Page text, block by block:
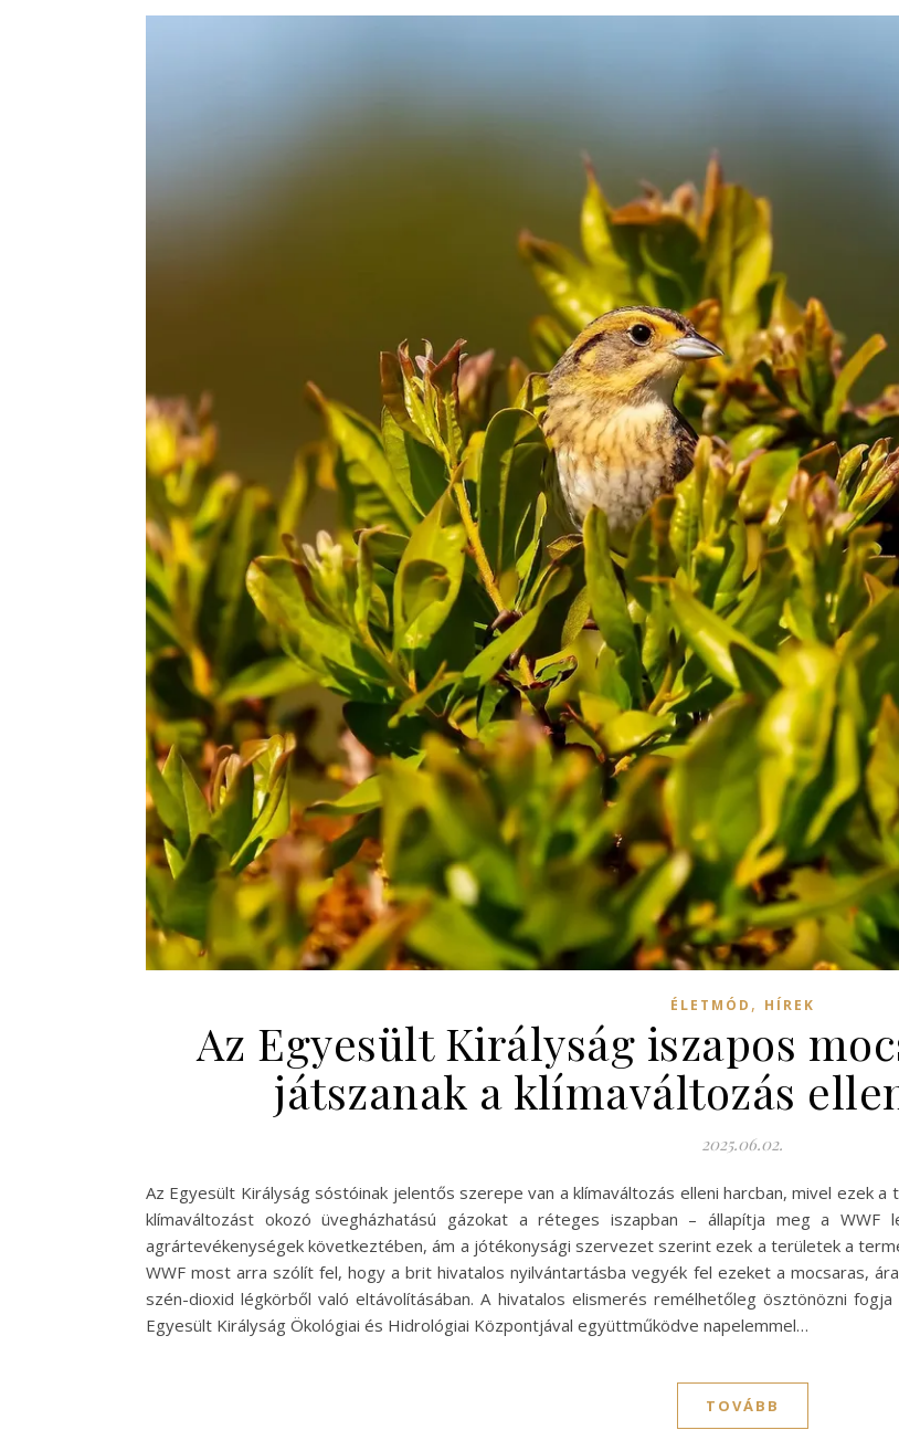
ÉLETMÓD , HÍREK
Az Egyesült Királyság iszapos
játszanak a klímaváltozás
2025.06.02.
Az Egyesült Királyság sóstóinak jelentős szerepe van a klímaváltozás elleni harcban, mivel ezek
klímaváltozást okozó üvegházhatású gázokat a réteges iszapban – állapítja meg a
agrártevékenységek következtében, ám a jótékonysági szervezet szerint ezek a területek a
WWF most arra szólít fel, hogy a brit hivatalos nyilvántartásba vegyék fel ezeket a mocsaras,
szén-dioxid légkörből való eltávolításában. A hivatalos elismerés remélhetőleg ösztönözni
Egyesült Királyság Ökológiai és Hidrológiai Központjával együttműködve napelemmel…
TOVÁBB